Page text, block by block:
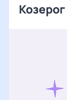
Козерог